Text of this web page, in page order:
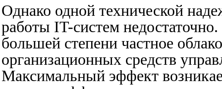
Однако одной технической
работы IT-систем
большей степени частное
организационных средств
Максимальный эффект